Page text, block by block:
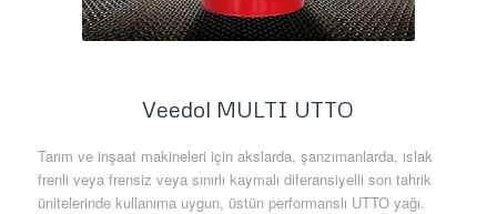
Veedol MULTI UTTO
Tarım ve inşaat makineleri için akslarda, şanzımanlarda, ıslak
frenli veya frensiz veya sınırlı kaymalı diferansiyelli son tahrik
ünitelerinde kullanıma uygun, üstün performanslı UTTO yağı.